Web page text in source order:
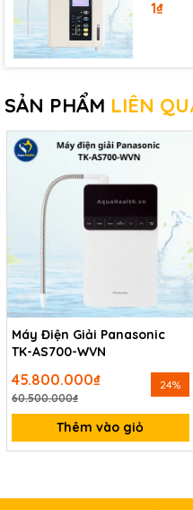
1₫
SẢN PHẨM LIÊN
Máy Điện Giải Panasonic
TK-AS700-WVN
45.800.000₫
60.500.000₫
24%
Thêm vào giỏ